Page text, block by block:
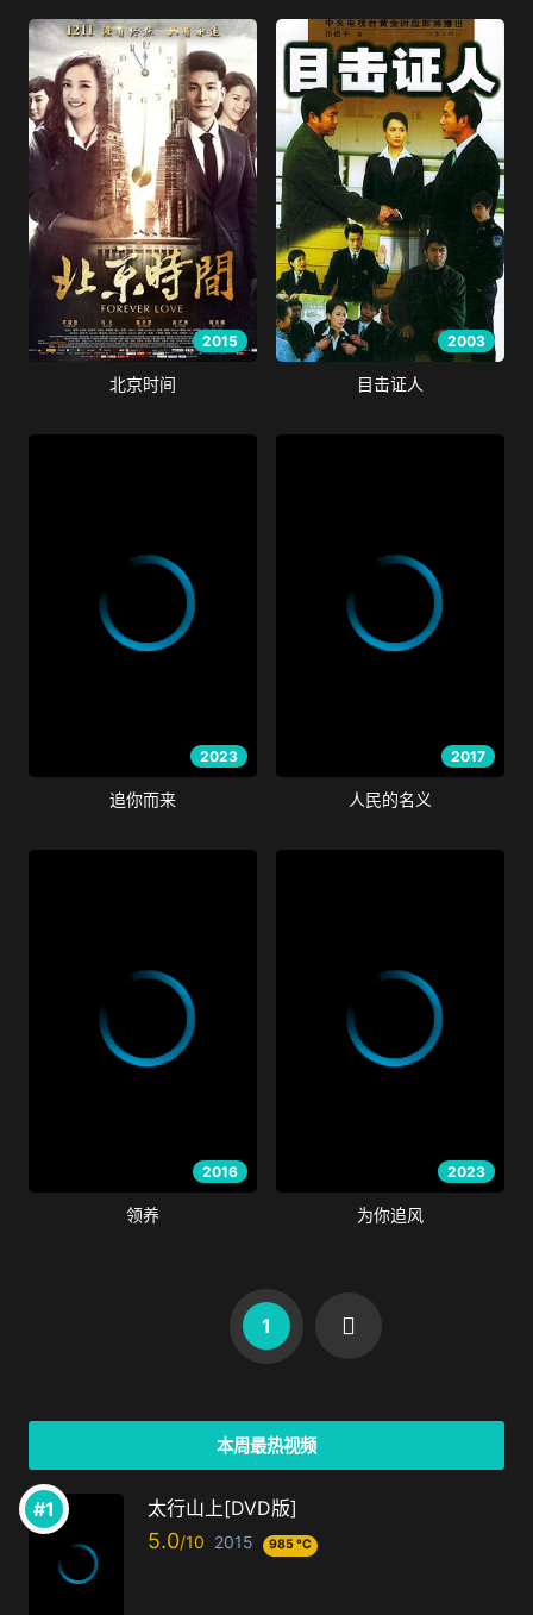
2015
北京时间
2003
目击证人
2023
追你而来
2017
人民的名义
2016
领养
2023
为你追风
1
本周最热视频
太行山上[DVD版]
5.0 2015 985 °C